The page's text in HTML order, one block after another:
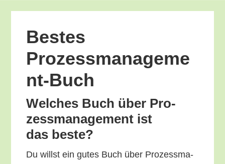
Bes­tes
Prozessmanageme
nt-Buch
Wel­ches Buch über Pro­
zess­ma­nage­ment ist
das beste?
Du willst ein gutes Buch über Pro­zess­ma­